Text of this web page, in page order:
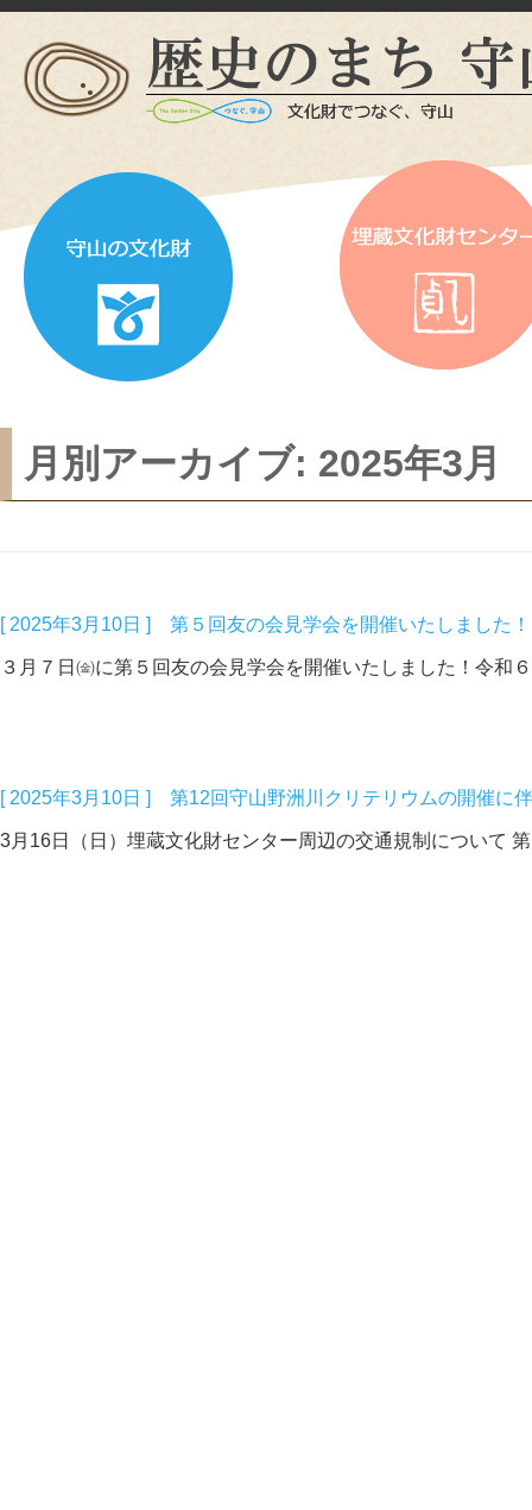
月別アーカイブ: 2025年3月
[ 2025年3月10日 ] 第５回友の会見学会を開催いたしました！
３月７日㈮に第５回友の会見学会を開催いたしました！令
[ 2025年3月10日 ] 第12回守山野洲川クリテリウムの開催に
3月16日（日）埋蔵文化財センター周辺の交通規制について